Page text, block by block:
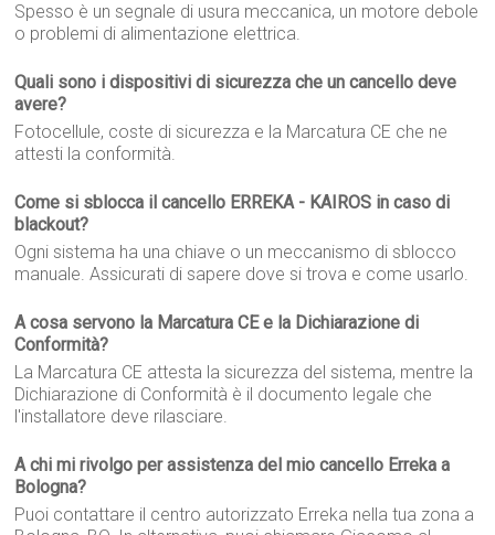
Spesso è un segnale di usura meccanica, un motore debole
o problemi di alimentazione elettrica.
Quali sono i dispositivi di sicurezza che un cancello deve
avere?
Fotocellule, coste di sicurezza e la Marcatura CE che ne
attesti la conformità.
Come si sblocca il cancello ERREKA - KAIROS in caso di
blackout?
Ogni sistema ha una chiave o un meccanismo di sblocco
manuale. Assicurati di sapere dove si trova e come usarlo.
A cosa servono la Marcatura CE e la Dichiarazione di
Conformità?
La Marcatura CE attesta la sicurezza del sistema, mentre la
Dichiarazione di Conformità è il documento legale che
l'installatore deve rilasciare.
A chi mi rivolgo per assistenza del mio cancello Erreka a
Bologna?
Puoi contattare il centro autorizzato Erreka nella tua zona a